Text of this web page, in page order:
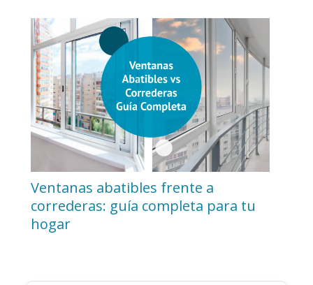
Ventanas abatibles frente a
correderas: guía completa para tu
hogar